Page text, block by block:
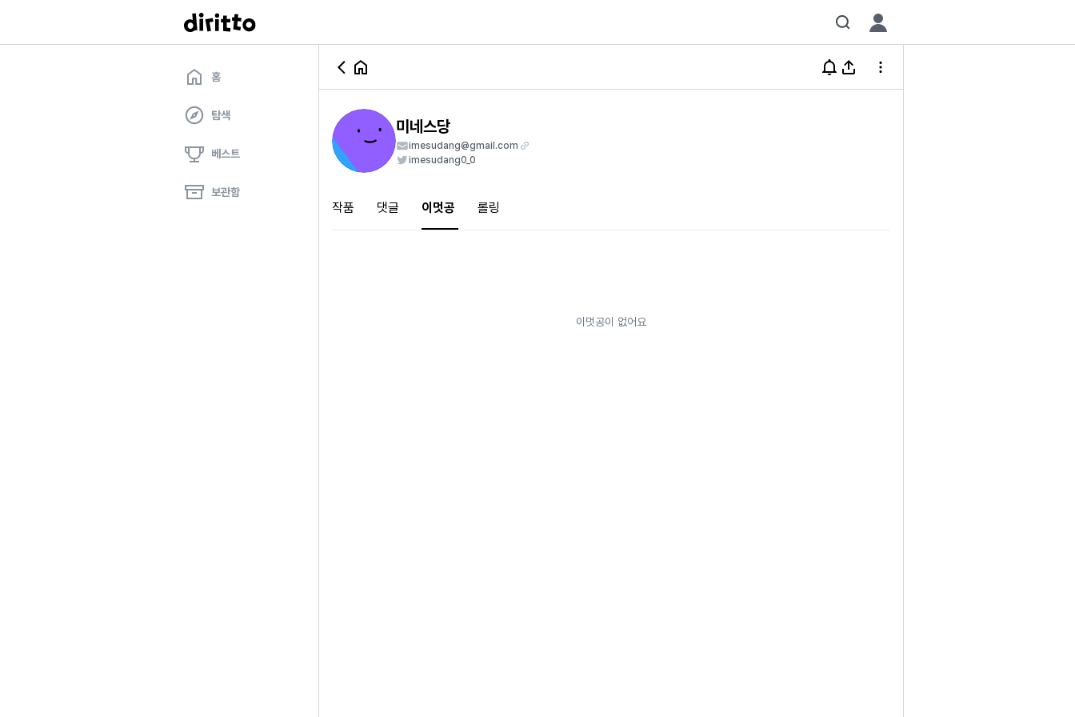
홈
탐색
베스트
보관함
미네스당
imesudang@gmail.com
imesudang0_0
작품 댓글 이멋공 롤링
이멋공이 없어요